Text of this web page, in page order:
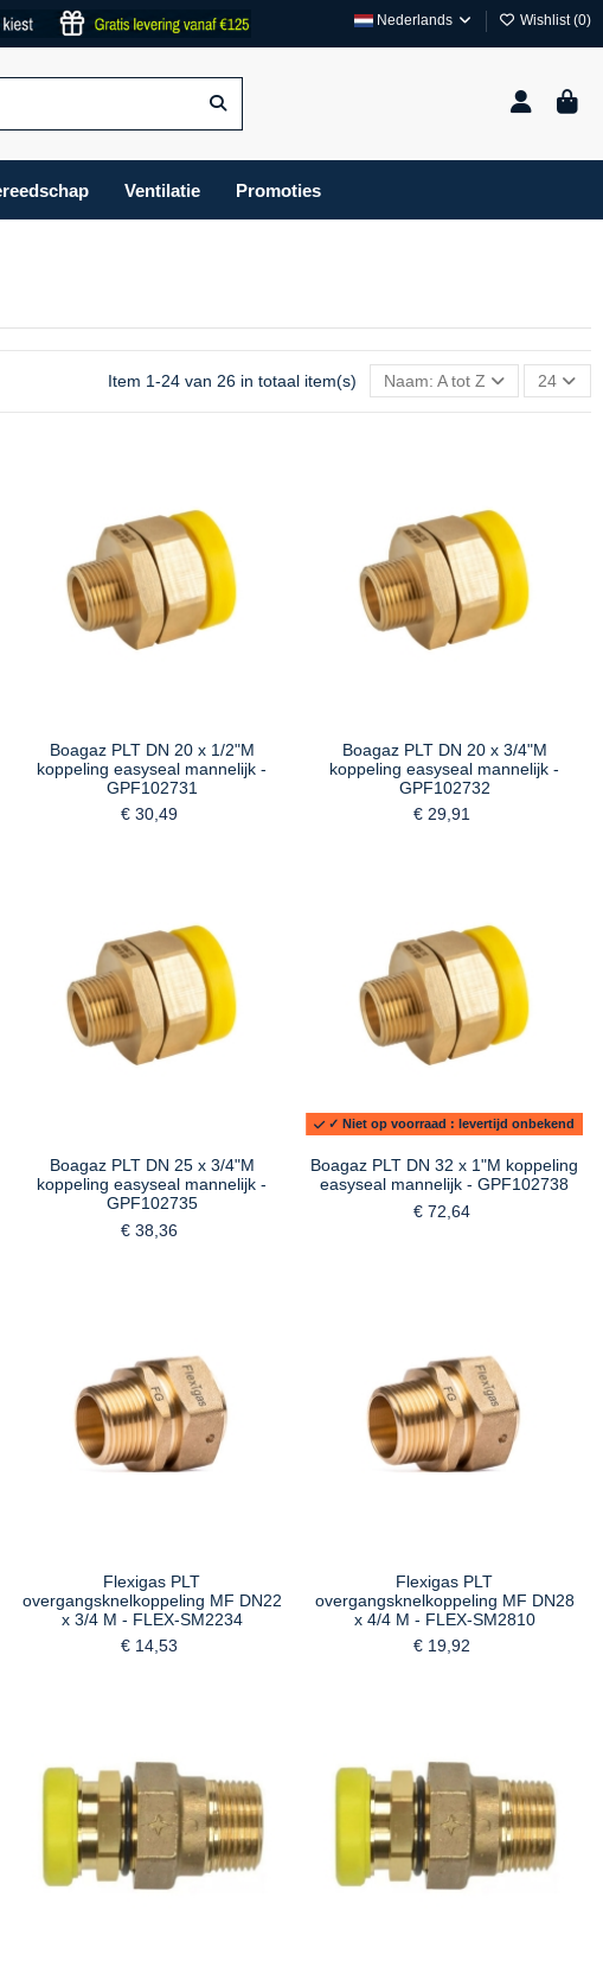
Nederlands Wishlist (0)
Ventilatie Promoties
Item 1-24 van 26 in totaal item(s) Naam: A tot Z 24
Boagaz PLT DN 20 x 1/2"M
koppeling easyseal mannelijk -
GPF102731
€ 30,49
Boagaz PLT DN 20 x 3/4"M
koppeling easyseal mannelijk -
GPF102732
€ 29,91
Boagaz PLT DN 25 x 3/4"M
koppeling easyseal mannelijk -
GPF102735
€ 38,36
✓ Niet op voorraad : levertijd onbekend
Boagaz PLT DN 32 x 1"M koppeling
easyseal mannelijk - GPF102738
€ 72,64
Flexigas PLT
overgangsknelkoppeling MF DN22
x 3/4 M - FLEX-SM2234
€ 14,53
Flexigas PLT
overgangsknelkoppeling MF DN28
x 4/4 M - FLEX-SM2810
€ 19,92